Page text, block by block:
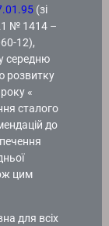
(зі
№ 1414 –
12),
середню
розвитку
«
сталого
до
цим
для всіх